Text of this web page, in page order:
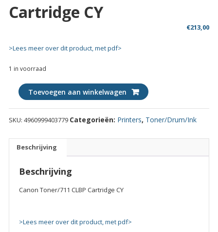
Cartridge CY
€213,00
>Lees meer over dit product, met pdf>
1 in voorraad
Canon
Toner/711
CLBP
Cartridge
quantity
Toevoegen aan winkelwagen
SKU: 4960999403779 Categorieën: Printers, Toner/Drum/Ink
Beschrijving
Beschrijving
Canon Toner/711 CLBP Cartridge CY
>Lees meer over dit product, met pdf>